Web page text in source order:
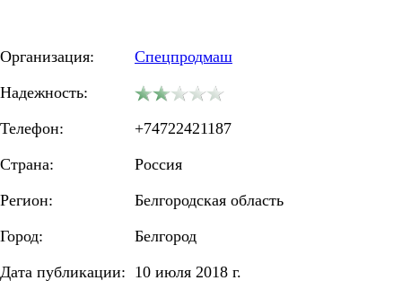
Организация:
Спецпродмаш
Надежность:
Телефон:
+74722421187
Страна:
Россия
Регион:
Белгородская область
Город:
Белгород
Дата публикации: 10 июля 2018 г.